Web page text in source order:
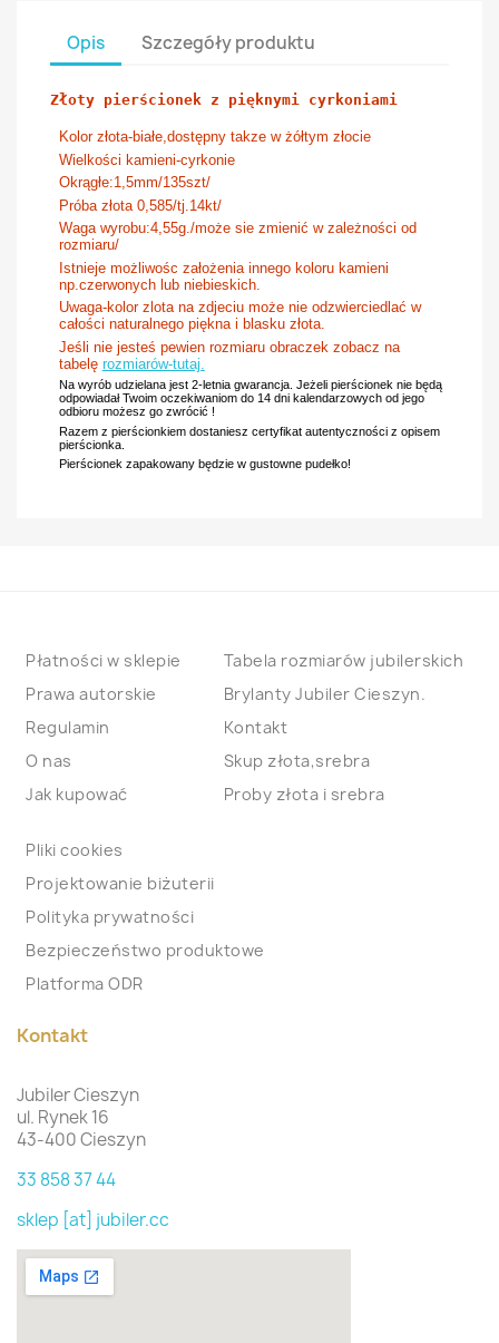
Opis Szczegóły produktu
Złoty pierścionek z pięknymi cyrkoniami
Kolor złota-białe,dostępny takze w żółtym złocie
Wielkości kamieni-cyrkonie
Okrągłe:1,5mm/135szt/
Próba złota 0,585/tj.14kt/
Waga wyrobu:4,55g./może sie zmienić w zależności od
rozmiaru/
Istnieje możliwośc założenia innego koloru kamieni
np.czerwonych lub niebieskich.
Uwaga-kolor zlota na zdjeciu może nie odzwierciedlać w
całości naturalnego piękna i blasku złota.
Jeśli nie jesteś pewien rozmiaru obraczek zobacz na
tabelę rozmiarów-tutaj.
Na wyrób udzielana jest 2-letnia gwarancja. Jeżeli pierścionek nie będą
odpowiadał Twoim oczekiwaniom do 14 dni kalendarzowych od jego
odbioru możesz go zwrócić !
Razem z pierścionkiem dostaniesz certyfikat autentyczności z opisem
pierścionka.
Pierścionek zapakowany będzie w gustowne pudełko!
Płatności w sklepie
Prawa autorskie
Regulamin
O nas
Jak kupować
Tabela rozmiarów jubilerskich
Brylanty Jubiler Cieszyn.
Kontakt
Skup złota,srebra
Proby złota i srebra
Pliki cookies
Projektowanie biżuterii
Polityka prywatności
Bezpieczeństwo produktowe
Platforma ODR
Kontakt
Jubiler Cieszyn
ul. Rynek 16
43-400 Cieszyn
33 858 37 44
sklep [at] jubiler.cc